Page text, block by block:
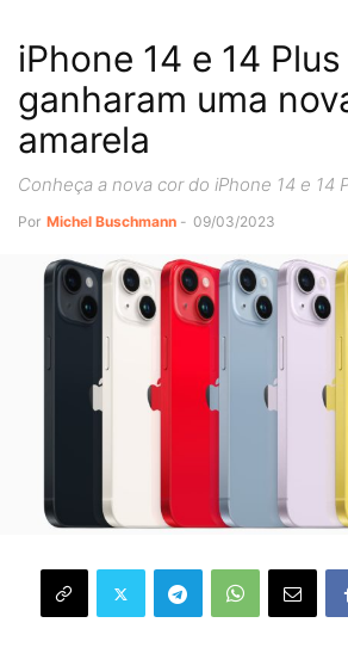
iPhone 14 e 14 Plus
ganharam uma
amarela
Conheça a nova cor do iPhone 14 e 14
Por Michel Buschmann - 09/03/2023